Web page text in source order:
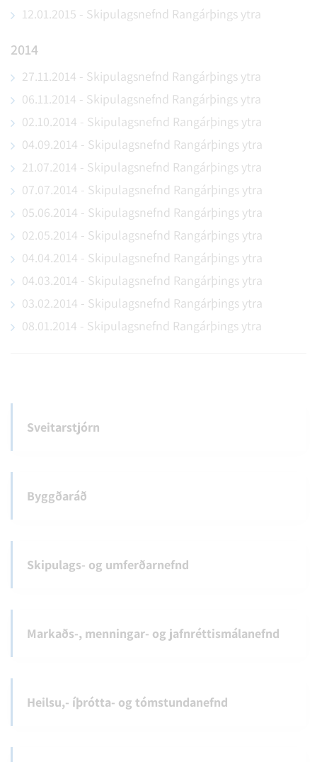
Markaðs-, menningar- og jafnréttismálanefnd
Skipulags- og umferðarnefnd
Stjórn Suðurlandsvegar 1-3 hf
Sveitarstjórn Rangárþings ytra
Umhverfis-, hálendis- og samgöngunefnd
Ungmennaráð Rangárþings ytra
12.01.2015 - Skipulagsnefnd Rangárþings ytra
2014
27.11.2014 - Skipulagsnefnd Rangárþings ytra
06.11.2014 - Skipulagsnefnd Rangárþings ytra
02.10.2014 - Skipulagsnefnd Rangárþings ytra
04.09.2014 - Skipulagsnefnd Rangárþings ytra
21.07.2014 - Skipulagsnefnd Rangárþings ytra
07.07.2014 - Skipulagsnefnd Rangárþings ytra
05.06.2014 - Skipulagsnefnd Rangárþings ytra
02.05.2014 - Skipulagsnefnd Rangárþings ytra
04.04.2014 - Skipulagsnefnd Rangárþings ytra
04.03.2014 - Skipulagsnefnd Rangárþings ytra
03.02.2014 - Skipulagsnefnd Rangárþings ytra
08.01.2014 - Skipulagsnefnd Rangárþings ytra
Sveitarstjórn
Byggðaráð
Skipulags- og umferðarnefnd
Markaðs-, menningar- og jafnréttismálanefnd
Heilsu,- íþrótta- og tómstundanefnd